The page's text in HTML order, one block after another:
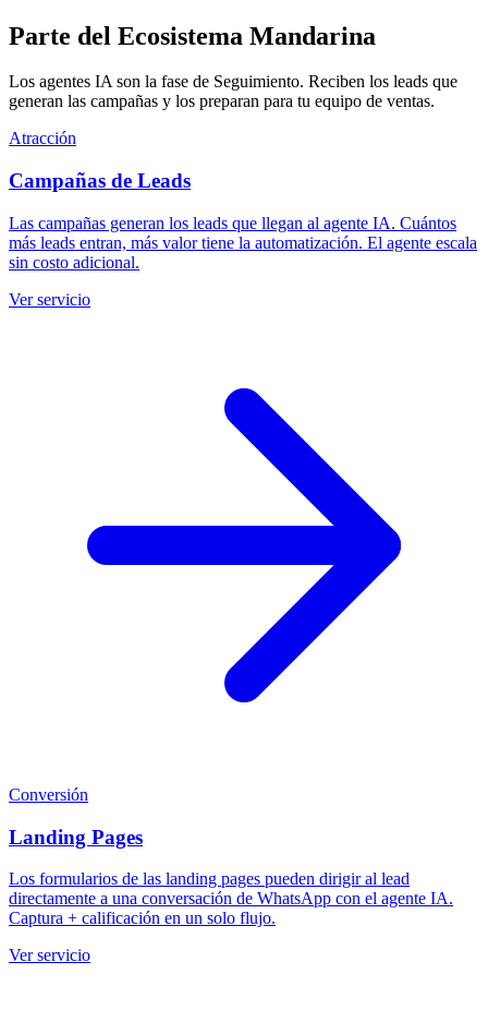
Parte del Ecosistema Mandarina
Los agentes IA son la fase de Seguimiento. Reciben los leads que
generan las campañas y los preparan para tu equipo de ventas.
Atracción
Campañas de Leads
Las campañas generan los leads que llegan al agente IA. Cuántos
más leads entran, más valor tiene la automatización. El agente escala
sin costo adicional.
Ver servicio
Conversión
Landing Pages
Los formularios de las landing pages pueden dirigir al lead
directamente a una conversación de WhatsApp con el agente IA.
Captura + calificación en un solo flujo.
Ver servicio